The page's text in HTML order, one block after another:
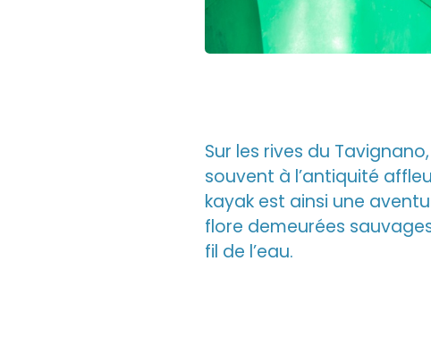
Sur les rives du
souvent à l’antiquité
kayak est ainsi une
flore demeurées
fil de l’eau.